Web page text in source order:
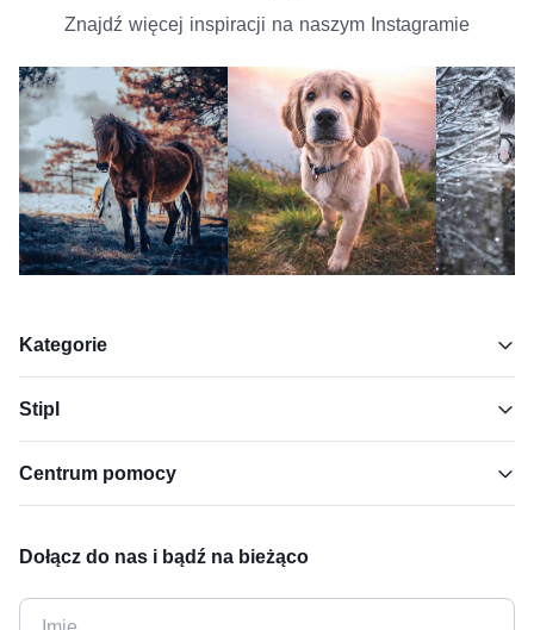
Znajdź więcej inspiracji na naszym Instagramie
Kategorie
Stipl
Centrum pomocy
Dołącz do nas i bądź na bieżąco